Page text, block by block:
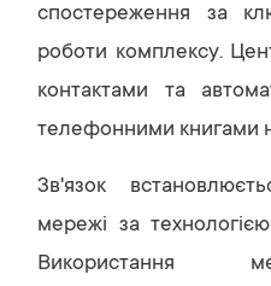
спостереження за
роботи комплексу.
контактами та
телефонними книгами
Зв'язок
мережі за
Використання